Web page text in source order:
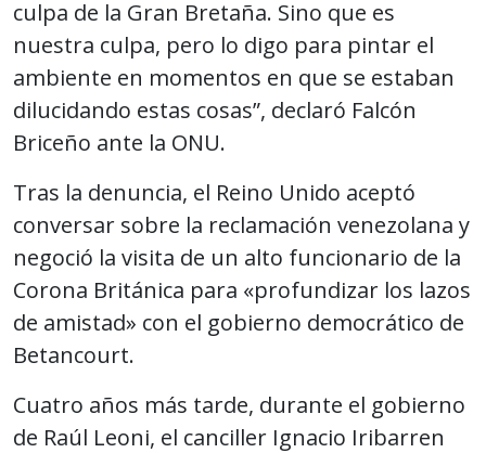
culpa de la Gran Bretaña. Sino que es
nuestra culpa, pero lo digo para pintar el
ambiente en momentos en que se estaban
dilucidando estas cosas”, declaró Falcón
Briceño ante la ONU.
Tras la denuncia, el Reino Unido aceptó
conversar sobre la reclamación venezolana y
negoció la visita de un alto funcionario de la
Corona Británica para «profundizar los lazos
de amistad» con el gobierno democrático de
Betancourt.
Cuatro años más tarde, durante el gobierno
de Raúl Leoni, el canciller Ignacio Iribarren